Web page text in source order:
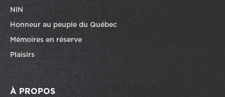
NIN
Honneur au peuple du Québec
Mémoires en réserve
Plaisirs
À PROPOS